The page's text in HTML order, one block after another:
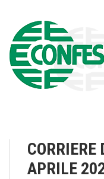
CORRIERE
APRILE